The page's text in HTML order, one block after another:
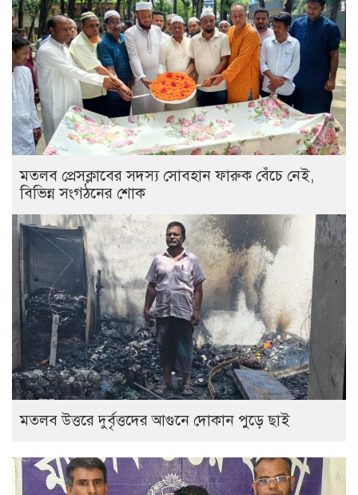
মতলব প্রেসক্লাবের সদস্য সোবহান ফারুক বেঁচে নেই,
বিভিন্ন সংগঠনের শোক
‎মতলব উত্তরে দুর্বৃত্তদের আগুনে দোকান পুড়ে ছাই